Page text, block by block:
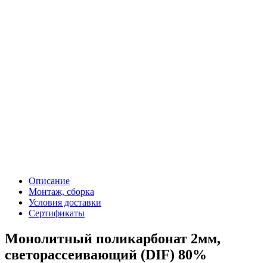
Описание
Монтаж, сборка
Условия доставки
Сертификаты
Монолитный поликарбонат 2мм,
светорассеивающий (DIF) 80%